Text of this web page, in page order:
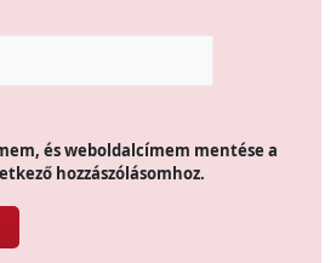
és weboldalcímem mentése a
hozzászólásomhoz.